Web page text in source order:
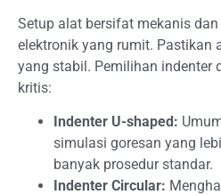
Setup alat bersifat mekanis
elektronik yang rumit. Pastikan
yang stabil. Pemilihan indenter
kritis:
Indenter U-shaped:
simulasi goresan yang
banyak prosedur standar.
Indenter Circular: